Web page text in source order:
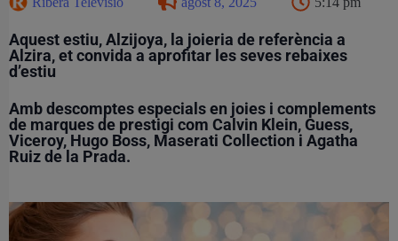
Aquest estiu, Alzijoya, la joieria de referència a
Alzira, et convida a aprofitar les seves rebaixes
d’estiu
Amb descomptes especials en joies i complements
de marques de prestigi com Calvin Klein, Guess,
Viceroy, Hugo Boss, Maserati Collection i Agatha
Ruiz de la Prada.